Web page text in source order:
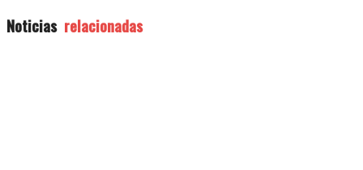
Noticias relacionadas